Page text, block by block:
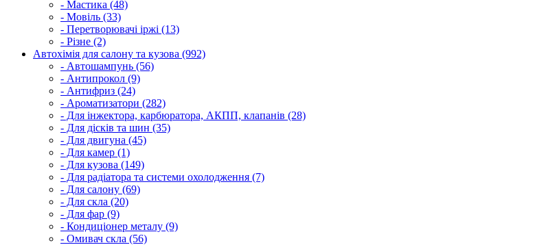
- Мастика (48)
- Мовіль (33)
- Перетворювачі іржі (13)
- Різне (2)
Автохімія для салону та кузова (992)
- Автошампунь (56)
- Антипрокол (9)
- Антифриз (24)
- Ароматизатори (282)
- Для інжектора, карбюратора, АКПП, клапанів (28)
- Для дісків та шин (35)
- Для двигуна (45)
- Для камер (1)
- Для кузова (149)
- Для радіатора та системи охолодження (7)
- Для салону (69)
- Для скла (20)
- Для фар (9)
- Кондиціонер металу (9)
- Омивач скла (56)